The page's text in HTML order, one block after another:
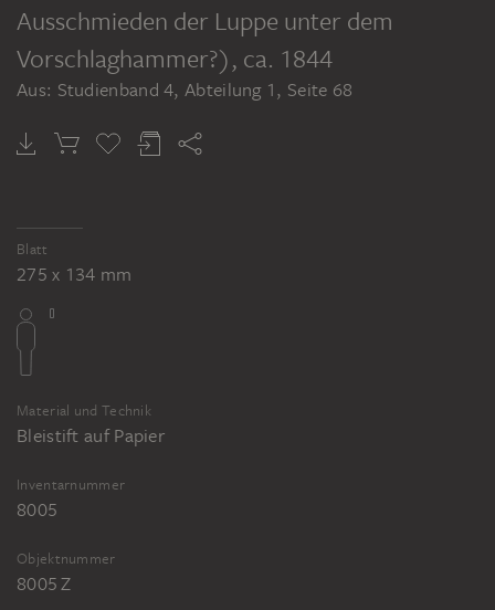
Ausschmieden der Luppe unter dem
Vorschlaghammer?), ca. 1844
Aus: Studienband 4, Abteilung 1, Seite 68
Blatt
275 x 134 mm
Material und Technik
Bleistift auf Papier
Inventarnummer
8005
Objektnummer
8005 Z